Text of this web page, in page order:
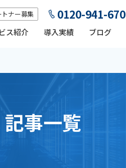
ス紹介 導入実績 ブログ
ナー募集 0120-941-670
記事一覧